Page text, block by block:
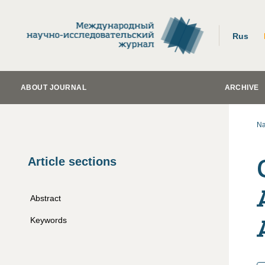
Rus
ABOUT JOURNAL ARCHIVE
Article sections
Abstract
Keywords